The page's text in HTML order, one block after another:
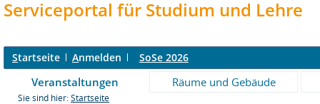
Serviceportal für Studium und Lehre
Startseite Anmelden SoSe 2026
Veranstaltungen Räume und Gebäude
Sie sind hier: Startseite